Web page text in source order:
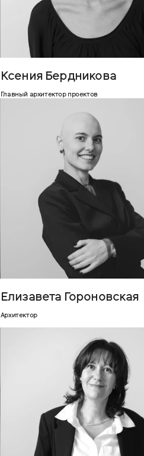
Ксения Бердникова
Главный архитектор проектов
Елизавета Гороновская
Архитектор